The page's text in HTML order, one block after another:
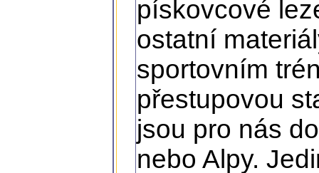
pískovcové
ostatní
sportovním
přestupovou
jsou pro nás
nebo Alpy.